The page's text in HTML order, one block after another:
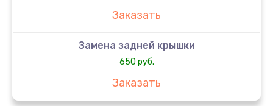
Заказать
Замена задней крышки
650 руб.
Заказать